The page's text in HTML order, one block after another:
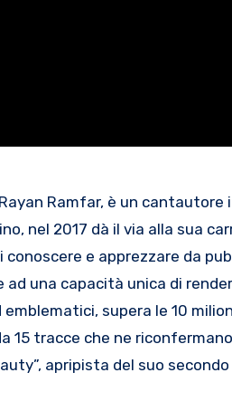
Ramfar, è un cantautore
nel 2017 dà il via alla sua
e apprezzare da
ad una capacità unica di
supera le 10
15 tracce che ne
apripista del suo